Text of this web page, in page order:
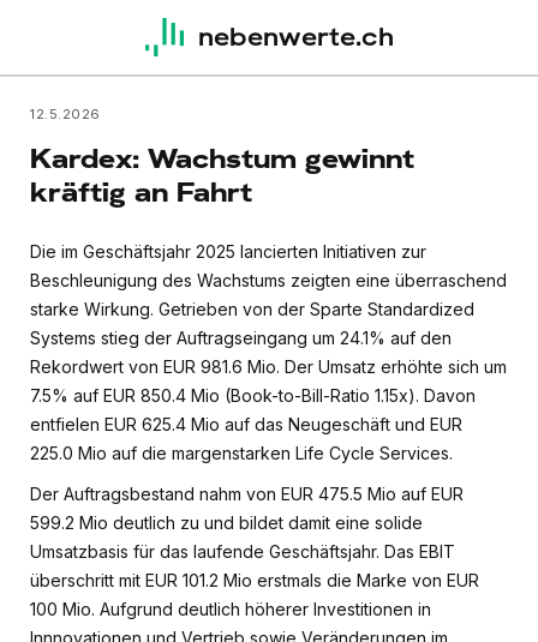
nebenwerte.ch
12.5.2026
Kardex: Wachstum gewinnt
kräftig an Fahrt
Die im Geschäftsjahr 2025 lancierten Initiativen zur
Beschleunigung des Wachstums zeigten eine überraschend
starke Wirkung. Getrieben von der Sparte Standardized
Systems stieg der Auftragseingang um 24.1% auf den
Rekordwert von EUR 981.6 Mio. Der Umsatz erhöhte sich um
7.5% auf EUR 850.4 Mio (Book-to-Bill-Ratio 1.15x). Davon
entfielen EUR 625.4 Mio auf das Neugeschäft und EUR
225.0 Mio auf die margenstarken Life Cycle Services.
Der Auftragsbestand nahm von EUR 475.5 Mio auf EUR
599.2 Mio deutlich zu und bildet damit eine solide
Umsatzbasis für das laufende Geschäftsjahr. Das EBIT
überschritt mit EUR 101.2 Mio erstmals die Marke von EUR
100 Mio. Aufgrund deutlich höherer Investitionen in
Innnovationen und Vertrieb sowie Veränderungen im